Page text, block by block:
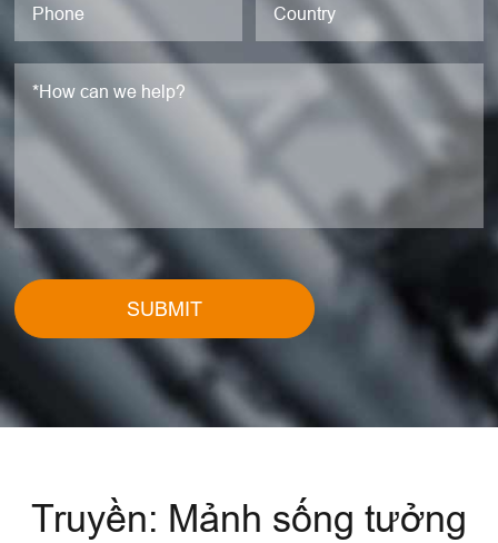
SUBMIT
Truyền: Mảnh sống tưởng